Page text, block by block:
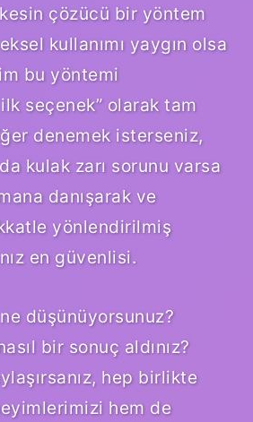
çözücü bir yöntem
kullanımı yaygın olsa
bu yöntemi
seçenek” olarak tam
denemek isterseniz,
kulak zarı sorunu varsa
danışarak ve
yönlendirilmiş
en güvenlisi.
düşünüyorsunuz?
bir sonuç aldınız?
hep birlikte
hem de